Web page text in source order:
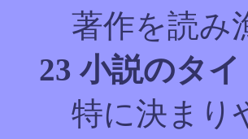
著作を読み
23 小説のタ
特に決まり